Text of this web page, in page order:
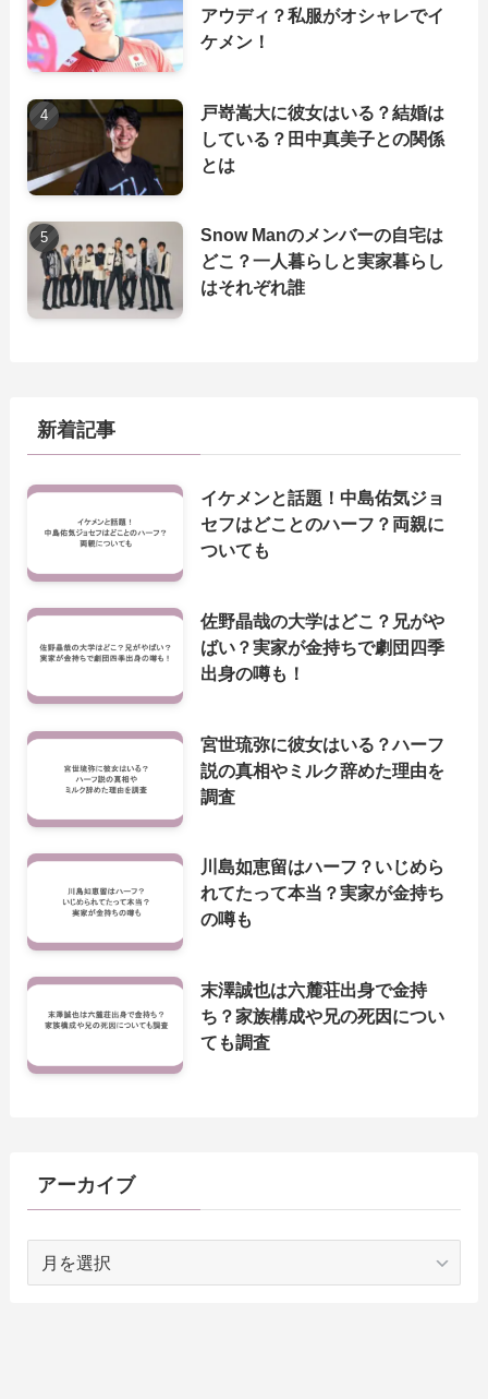
アウディ？私服がオシャレでイ
ケメン！
戸嵜嵩大に彼女はいる？結婚は
している？田中真美子との関係
とは
Snow Manのメンバーの自宅は
どこ？一人暮らしと実家暮らし
はそれぞれ誰
新着記事
イケメンと話題！中島佑気ジョ
セフはどことのハーフ？両親に
ついても
佐野晶哉の大学はどこ？兄がや
ばい？実家が金持ちで劇団四季
出身の噂も！
宮世琉弥に彼女はいる？ハーフ
説の真相やミルク辞めた理由を
調査
川島如恵留はハーフ？いじめら
れてたって本当？実家が金持ち
の噂も
末澤誠也は六麓荘出身で金持
ち？家族構成や兄の死因につい
ても調査
アーカイブ